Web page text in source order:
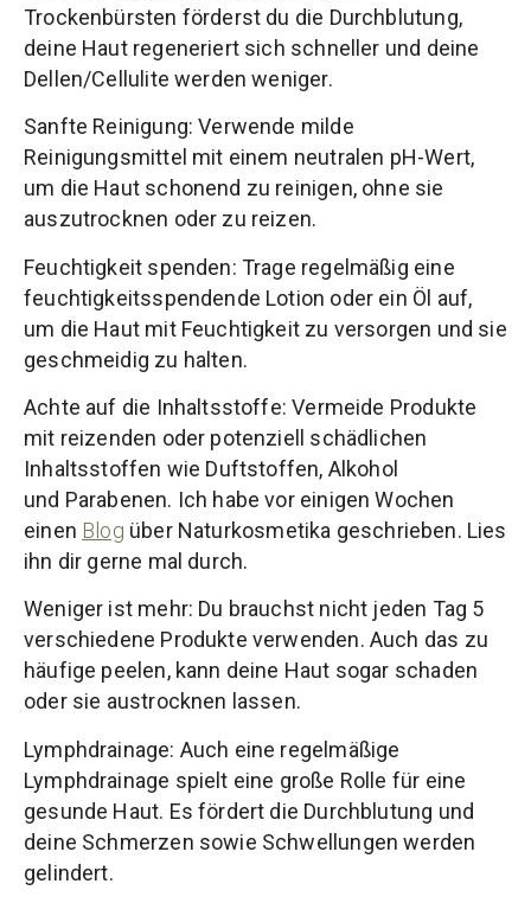
Trockenbürsten förderst du die Durchblutung,
deine Haut regeneriert sich schneller und deine
Dellen/Cellulite werden weniger.
Sanfte Reinigung: Verwende milde
Reinigungsmittel mit einem neutralen pH-Wert,
um die Haut schonend zu reinigen, ohne sie
auszutrocknen oder zu reizen.
Feuchtigkeit spenden: Trage regelmäßig eine
feuchtigkeitsspendende Lotion oder ein Öl auf,
um die Haut mit Feuchtigkeit zu versorgen und sie
geschmeidig zu halten.
Achte auf die Inhaltsstoffe: Vermeide Produkte
mit reizenden oder potenziell schädlichen
Inhaltsstoffen wie Duftstoffen, Alkohol
und Parabenen. Ich habe vor einigen Wochen
einen Blog über Naturkosmetika geschrieben. Lies
ihn dir gerne mal durch.
Weniger ist mehr: Du brauchst nicht jeden Tag 5
verschiedene Produkte verwenden. Auch das zu
häufige peelen, kann deine Haut sogar schaden
oder sie austrocknen lassen.
Lymphdrainage: Auch eine regelmäßige
Lymphdrainage spielt eine große Rolle für eine
gesunde Haut. Es fördert die Durchblutung und
deine Schmerzen sowie Schwellungen werden
gelindert.